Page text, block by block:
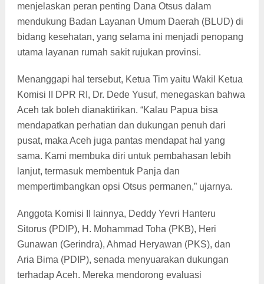
menjelaskan peran penting Dana Otsus dalam
mendukung Badan Layanan Umum Daerah (BLUD) di
bidang kesehatan, yang selama ini menjadi penopang
utama layanan rumah sakit rujukan provinsi.
Menanggapi hal tersebut, Ketua Tim yaitu Wakil Ketua
Komisi II DPR RI, Dr. Dede Yusuf, menegaskan bahwa
Aceh tak boleh dianaktirikan. “Kalau Papua bisa
mendapatkan perhatian dan dukungan penuh dari
pusat, maka Aceh juga pantas mendapat hal yang
sama. Kami membuka diri untuk pembahasan lebih
lanjut, termasuk membentuk Panja dan
mempertimbangkan opsi Otsus permanen,” ujarnya.
Anggota Komisi II lainnya, Deddy Yevri Hanteru
Sitorus (PDIP), H. Mohammad Toha (PKB), Heri
Gunawan (Gerindra), Ahmad Heryawan (PKS), dan
Aria Bima (PDIP), senada menyuarakan dukungan
terhadap Aceh. Mereka mendorong evaluasi